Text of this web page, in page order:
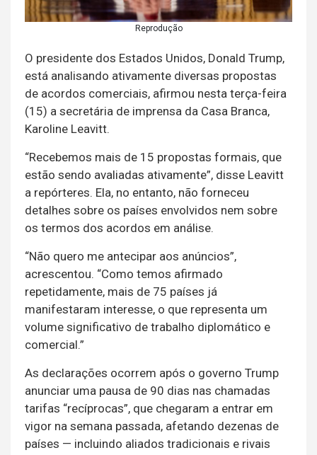
Reprodução
O presidente dos Estados Unidos, Donald Trump,
está analisando ativamente diversas propostas
de acordos comerciais, afirmou nesta terça-feira
(15) a secretária de imprensa da Casa Branca,
Karoline Leavitt.
“Recebemos mais de 15 propostas formais, que
estão sendo avaliadas ativamente”, disse Leavitt
a repórteres. Ela, no entanto, não forneceu
detalhes sobre os países envolvidos nem sobre
os termos dos acordos em análise.
“Não quero me antecipar aos anúncios”,
acrescentou. “Como temos afirmado
repetidamente, mais de 75 países já
manifestaram interesse, o que representa um
volume significativo de trabalho diplomático e
comercial.”
As declarações ocorrem após o governo Trump
anunciar uma pausa de 90 dias nas chamadas
tarifas “recíprocas”, que chegaram a entrar em
vigor na semana passada, afetando dezenas de
países — incluindo aliados tradicionais e rivais